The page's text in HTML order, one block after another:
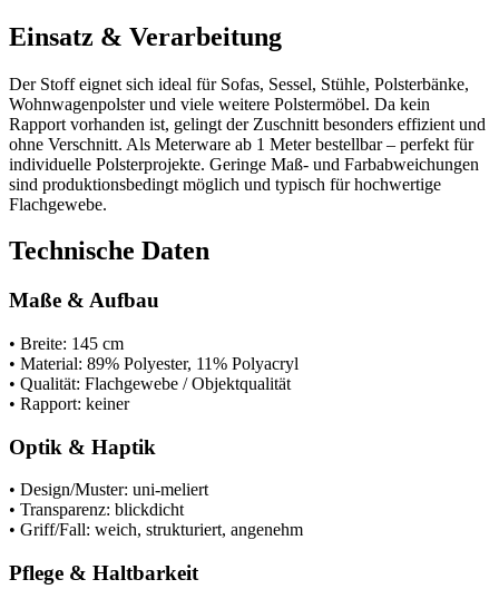
Einsatz & Verarbeitung
Der Stoff eignet sich ideal für Sofas, Sessel, Stühle, Polsterbänke,
Wohnwagenpolster und viele weitere Polstermöbel. Da kein
Rapport vorhanden ist, gelingt der Zuschnitt besonders effizient und
ohne Verschnitt. Als Meterware ab 1 Meter bestellbar – perfekt für
individuelle Polsterprojekte. Geringe Maß- und Farbabweichungen
sind produktionsbedingt möglich und typisch für hochwertige
Flachgewebe.
Technische Daten
Maße & Aufbau
• Breite: 145 cm
• Material: 89% Polyester, 11% Polyacryl
• Qualität: Flachgewebe / Objektqualität
• Rapport: keiner
Optik & Haptik
• Design/Muster: uni-meliert
• Transparenz: blickdicht
• Griff/Fall: weich, strukturiert, angenehm
Pflege & Haltbarkeit